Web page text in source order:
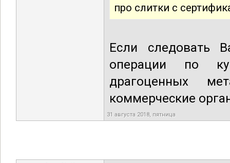
про слитки с
Если следовать
операции по
драгоценных
коммерческие
31 августа 2018, пятница